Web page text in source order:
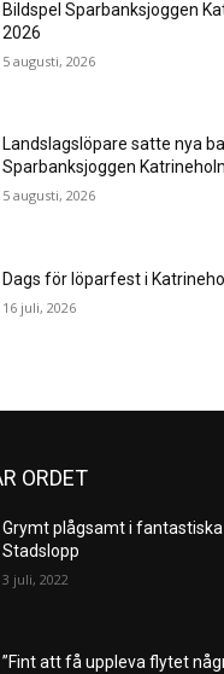
Bildspel Sparbanksjoggen
2026
5 augusti, 2026
Landslagslöpare satte nya
Sparbanksjoggen
5 augusti, 2026
Dags för löparfest i
16 juli, 2026
ORDET
Grymt plågsamt i fantastiska
Stadslopp
3 juli, 2022
”Fint att få uppleva flytet